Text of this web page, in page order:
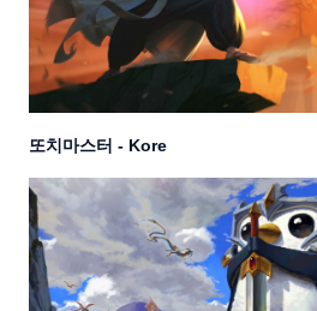
또치마스터 - Kore